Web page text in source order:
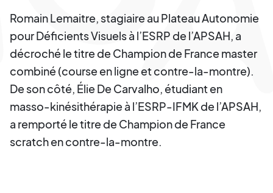
Romain Lemaitre, stagiaire au Plateau Autonomie
pour Déficients Visuels à l’ESRP de l’APSAH, a
décroché le titre de Champion de France master
combiné (course en ligne et contre-la-montre).
De son côté, Élie De Carvalho, étudiant en
masso-kinésithérapie à l’ESRP-IFMK de l’APSAH,
a remporté le titre de Champion de France
scratch en contre-la-montre.